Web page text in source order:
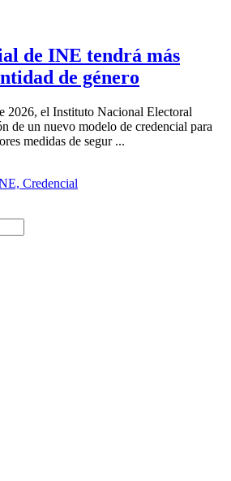
de INE tendrá más
de género
2026, el Instituto Nacional Electoral
de un nuevo modelo de credencial para
medidas de segur ...
Credencial